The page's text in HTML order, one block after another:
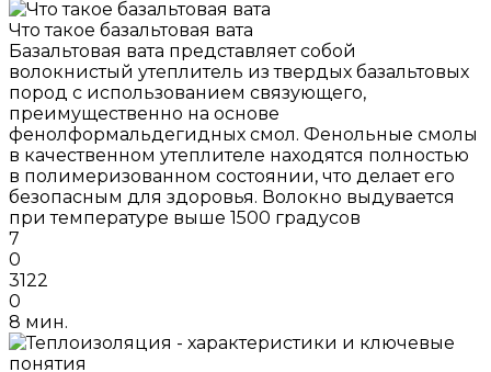
Что такое базальтовая вата
Базальтовая вата представляет собой
волокнистый утеплитель из твердых базальтовых
пород с использованием связующего,
преимущественно на основе
фенолформальдегидных смол. Фенольные смолы
в качественном утеплителе находятся полностью
в полимеризованном состоянии, что делает его
безопасным для здоровья. Волокно выдувается
при температуре выше 1500 градусов
7
0
3122
0
8 мин.